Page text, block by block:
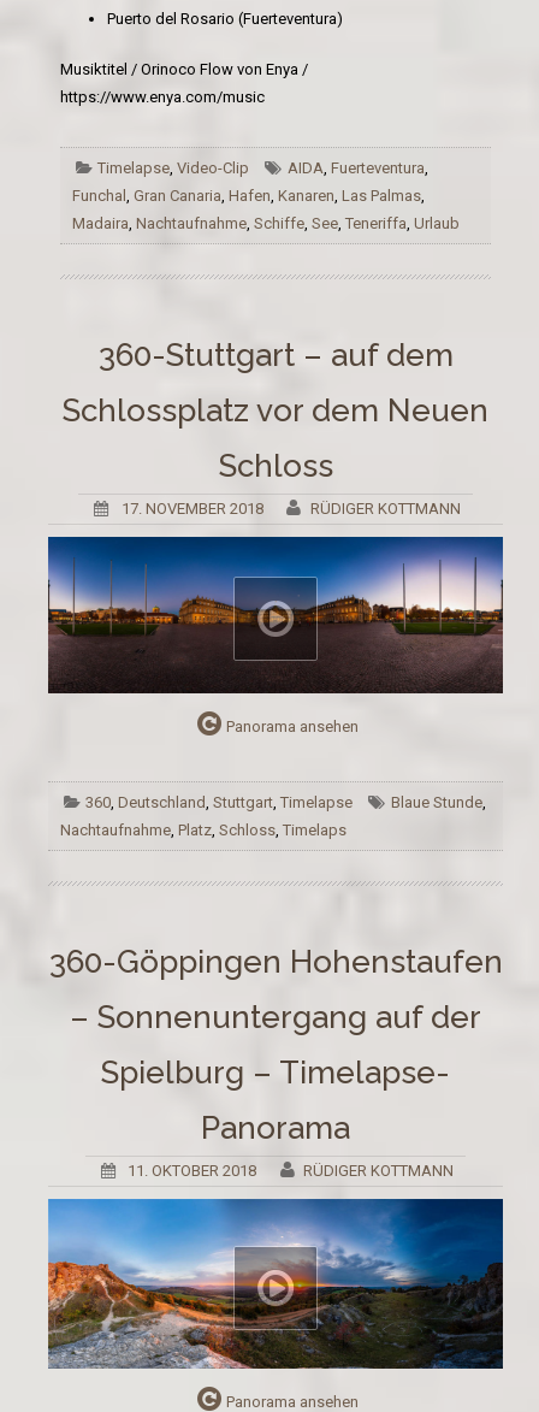
Puerto del Rosario (Fuerteventura)
Musiktitel / Orinoco Flow von Enya /
https://www.enya.com/music
Timelapse ,Video-Clip AIDA Fuerteventura
Funchal Gran Canaria Hafen Kanaren Las Palmas
Madaira Nachtaufnahme Schiffe See Teneriffa Urlaub
360-Stuttgart – auf dem
Schlossplatz vor dem Neuen
Schloss
17. NOVEMBER 2018 RÜDIGER KOTTMANN
Panorama ansehen
360,Deutschland,Stuttgart,Timelapse Blaue Stunde,
Nachtaufnahme, Platz, Schloss, Timelaps
360-Göppingen Hohenstaufen
– Sonnenuntergang auf der
Spielburg – Timelapse-
Panorama
11. OKTOBER 2018 RÜDIGER KOTTMANN
Panorama ansehen